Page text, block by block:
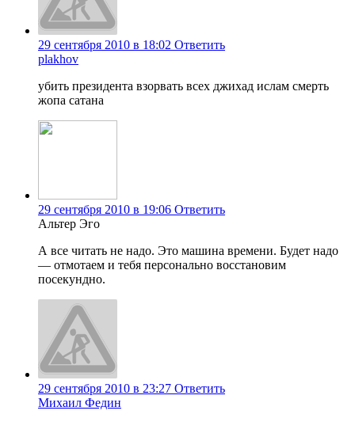
29 сентября 2010 в 18:02 Ответить
plakhov
убить президента взорвать всех джихад ислам смерть
жопа сатана
29 сентября 2010 в 19:06 Ответить
Альтер Эго
А все читать не надо. Это машина времени. Будет надо
— отмотаем и тебя персонально восстановим
посекундно.
29 сентября 2010 в 23:27 Ответить
Михаил Федин